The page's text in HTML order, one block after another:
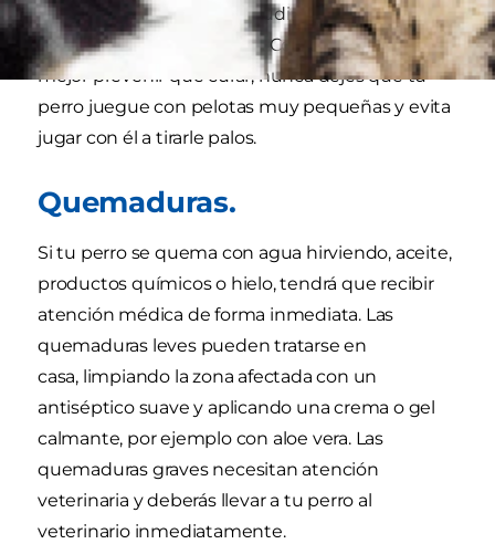
consigues, tendrás que acudir al veterinario para
que lo haga bajo sedación. Como siempre es
mejor prevenir que curar, nunca dejes que tu
perro juegue con pelotas muy pequeñas y evita
jugar con él a tirarle palos.
Quemaduras.
Si tu perro se quema con agua hirviendo, aceite,
productos químicos o hielo, tendrá que recibir
atención médica de forma inmediata. Las
quemaduras leves pueden tratarse en
casa, limpiando la zona afectada con un
antiséptico suave y aplicando una crema o gel
calmante, por ejemplo con aloe vera. Las
quemaduras graves necesitan atención
veterinaria y deberás llevar a tu perro al
veterinario inmediatamente.